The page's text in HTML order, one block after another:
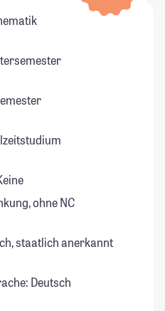
ohne NC
staatlich anerkannt
Deutsch